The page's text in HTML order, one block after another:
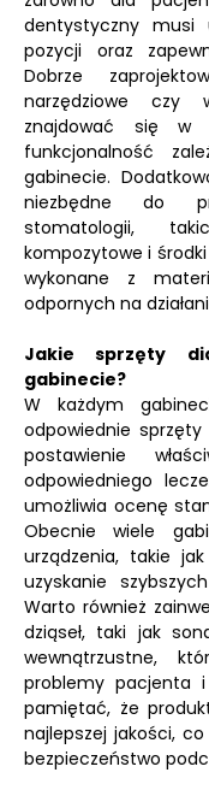
dentystyczny musi
pozycji oraz
Dobrze
narzędziowe czy
znajdować się w
funkcjonalność
gabinecie.
niezbędne do
stomatologii,
kompozytowe i
wykonane z
odpornych na
Jakie sprzęty
gabinecie?
W każdym
odpowiednie
postawienie
odpowiedniego
umożliwia ocenę
Obecnie wiele
urządzenia, takie
uzyskanie
Warto również
dziąseł, taki jak
wewnątrzustne,
problemy pacjenta
pamiętać, że
najlepszej jakości,
bezpieczeństwo